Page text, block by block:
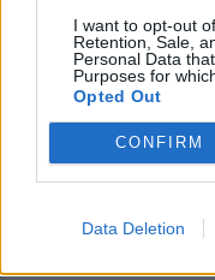
I want to opt-out
Retention, Sale,
Personal Data
Purposes for
Opted Out
CONFIRM
Data Deletion
Ο Μπρούκλιν
θαλασσινό νερό
τρολάρισμα online
Πολλοί εξέφρασαν
αυτό;»